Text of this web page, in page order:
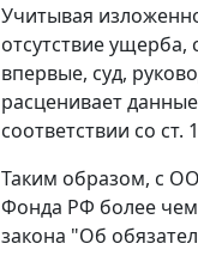
Учитывая
отсутствие
впервые, суд,
расценивает
соответствии со ст.
Таким образом, с
Фонда РФ более чем
закона "Об